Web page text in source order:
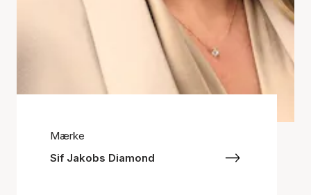
Mærke
Sif Jakobs Diamond